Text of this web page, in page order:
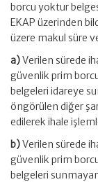
borcu yoktur
EKAP üzerinden
üzere makul süre
a)Verilen sürede
güvenlik prim
belgeleri idareye
öngörülen diğer
edilerek ihale
b)Verilen sürede
güvenlik prim
belgeleri